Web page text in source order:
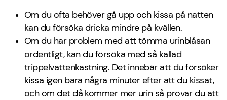
Om du ofta behöver gå upp och kissa på natten
kan du försöka dricka mindre på kvällen.
Om du har problem med att tömma urinblåsan
ordentligt, kan du försöka med så kallad
trippelvattenkastning. Det innebär att du försöker
kissa igen bara några minuter efter att du kissat,
och om det då kommer mer urin så provar du att